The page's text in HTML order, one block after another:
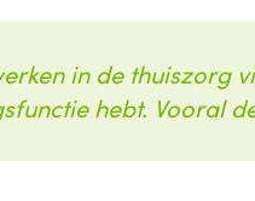
in de thuiszorg
hebt. Vooral